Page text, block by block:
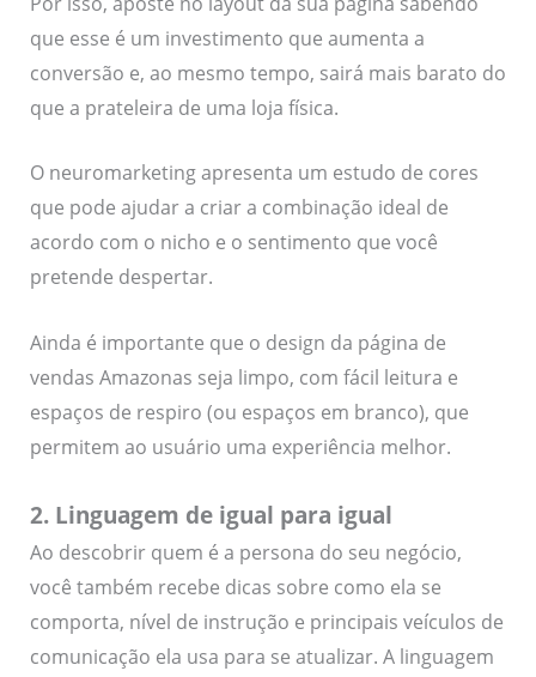
que esse é um investimento que aumenta a
conversão e, ao mesmo tempo, sairá mais barato do
que a prateleira de uma loja física.
O neuromarketing apresenta um estudo de cores
que pode ajudar a criar a combinação ideal de
acordo com o nicho e o sentimento que você
pretende despertar.
Ainda é importante que o design da página de
vendas Amazonas seja limpo, com fácil leitura e
espaços de respiro (ou espaços em branco), que
permitem ao usuário uma experiência melhor.
2. Linguagem de igual para igual
Ao descobrir quem é a persona do seu negócio,
você também recebe dicas sobre como ela se
comporta, nível de instrução e principais veículos de
comunicação ela usa para se atualizar. A linguagem